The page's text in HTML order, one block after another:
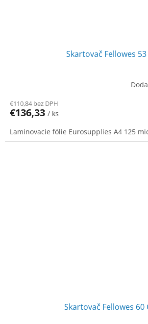
Skartovač Fellowes 53
€110,84 bez DPH
€136,33 / ks
Laminovacie fólie Eurosupplies A4 125
Skartovač Fellowes 60